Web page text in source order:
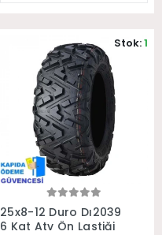
Sepete Ekle
25x8-12 Duro Dı2039
6 Kat Atv Ön Lastiği
Stok:1